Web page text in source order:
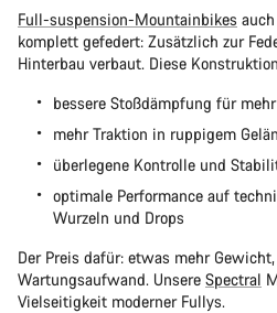
Full-suspension-Mountainbikes
komplett gefedert: Zusätzlich zur
Hinterbau verbaut. Diese
bessere Stoßdämpfung für
mehr Traktion in ruppigem
überlegene Kontrolle und
optimale Performance auf
Wurzeln und Drops
Der Preis dafür: etwas mehr
Wartungsaufwand. Unsere Spectral
Vielseitigkeit moderner Fullys.